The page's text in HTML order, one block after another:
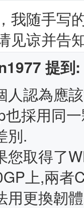
我随手写
见谅并告
提到:
人認為應
也採用同
別.
您取得了
上,兩者
用更換韌